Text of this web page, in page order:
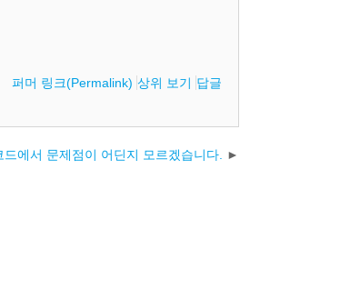
퍼머 링크(Permalink) 상위 보기 답글
에서 문제점이 어딘지 모르겠습니다.